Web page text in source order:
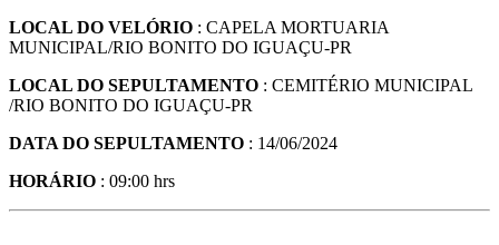
LOCAL DO VELÓRIO : CAPELA MORTUARIA
MUNICIPAL/RIO BONITO DO IGUAÇU-PR
LOCAL DO SEPULTAMENTO : CEMITÉRIO MUNICIPAL
/RIO BONITO DO IGUAÇU-PR
DATA DO SEPULTAMENTO : 14/06/2024
HORÁRIO : 09:00 hrs